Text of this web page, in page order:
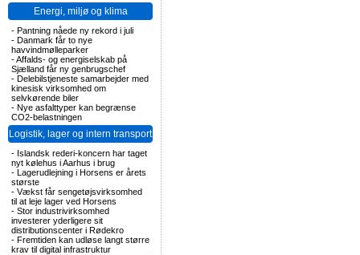
Energi, miljø og klima
- Pantning nåede ny rekord i juli
- Danmark får to nye
havvindmølleparker
-Affalds- og energiselskab på
Sjælland får ny genbrugschef
- Delebilstjeneste samarbejder med
kinesisk virksomhed om
selvkørende biler
- Nye asfalttyper kan begrænse
CO2-belastningen
Logistik, lager og intern transport
- Islandsk rederi-koncern har taget
nyt kølehus i Aarhus i brug
- Lagerudlejning i Horsens er årets
største
- Vækst får sengetøjsvirksomhed
til at leje lager ved Horsens
- Stor industrivirksomhed
investerer yderligere sit
distributionscenter i Rødekro
- Fremtiden kan udløse langt større
krav til digital infrastruktur